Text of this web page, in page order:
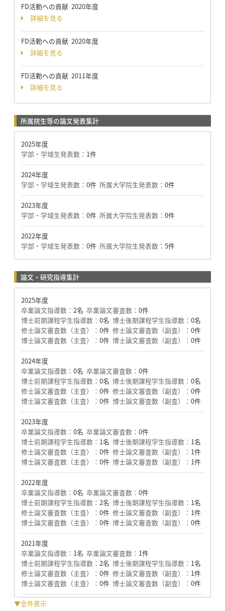
FD活動への貢献 2020年度
詳細を見る
FD活動への貢献 2020年度
詳細を見る
FD活動への貢献 2011年度
詳細を見る
所属院生等の論文発表集計
2025年度
学部・学域生発表数： 1件
2024年度
学部・学域生発表数： 0件 所属大学院生発表数： 0件
2023年度
学部・学域生発表数： 0件 所属大学院生発表数： 0件
2022年度
学部・学域生発表数： 0件 所属大学院生発表数： 5件
論文・研究指導集計
2025年度
卒業論文指導数： 2名 卒業論文審査数： 0件
博士前期課程学生指導数： 0名 博士後期課程学生指導数： 0名
修士論文審査数（主査）： 0件 修士論文審査数（副査）： 0件
博士論文審査数（主査）： 0件 博士論文審査数（副査）： 0件
2024年度
卒業論文指導数： 0名 卒業論文審査数： 0件
博士前期課程学生指導数： 0名 博士後期課程学生指導数： 0名
修士論文審査数（主査）： 0件 修士論文審査数（副査）： 0件
博士論文審査数（主査）： 0件 博士論文審査数（副査）： 0件
2023年度
卒業論文指導数： 0名 卒業論文審査数： 0件
博士前期課程学生指導数： 1名 博士後期課程学生指導数： 1名
修士論文審査数（主査）： 0件 修士論文審査数（副査）： 1件
博士論文審査数（主査）： 0件 博士論文審査数（副査）： 1件
2022年度
卒業論文指導数： 0名 卒業論文審査数： 0件
博士前期課程学生指導数： 2名 博士後期課程学生指導数： 1名
修士論文審査数（主査）： 0件 修士論文審査数（副査）： 1件
博士論文審査数（主査）： 0件 博士論文審査数（副査）： 0件
2021年度
卒業論文指導数： 1名 卒業論文審査数： 1件
博士前期課程学生指導数： 2名 博士後期課程学生指導数： 1名
修士論文審査数（主査）： 0件 修士論文審査数（副査）： 1件
博士論文審査数（主査）： 0件 博士論文審査数（副査）： 0件
▼全件表示